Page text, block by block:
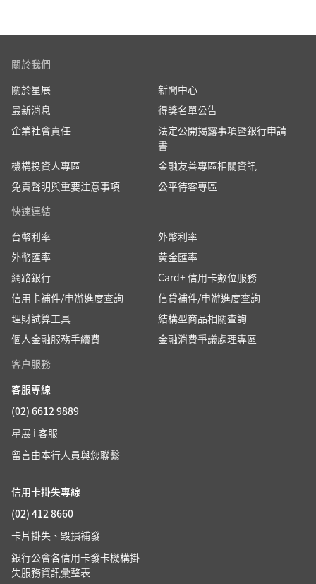
關於我們
關於星展
新聞中心
最新消息
得獎名單公告
企業社會責任
法定公開揭露事項暨銀行申請
書
機構投資人專區
金融友善專區相關資訊
免責聲明與重要注意事項
公平待客專區
快速連結
台幣利率
外幣利率
外幣匯率
黃金匯率
網路銀行
Card+ 信用卡數位服務
信用卡補件/申辦進度查詢
信貸補件/申辦進度查詢
理財試算工具
結構型商品相關查詢
個人金融服務手續費
金融消費爭議處理專區
客户服務
客服專線
(02) 6612 9889
星展 i 客服
留言由本行人員與您聯繫
信用卡掛失專線
(02) 412 8660
卡片掛失、毀損補發
銀行公會各信用卡發卡機構掛
失服務資訊彙整表